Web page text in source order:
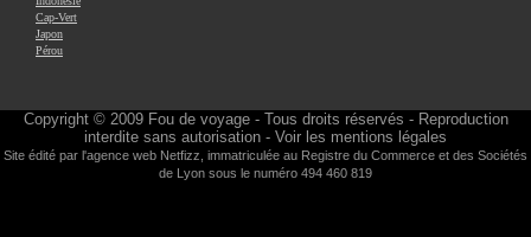
Cap-Vert
Japon
Pérou
Copyright © 2009 Fou de voyage- Tous droits réservés - Reproduction
interdite sans autorisation - Voir les mentions légales
Site édité par l'agence web Netfizz , immatriculée au Registre du Commerce et des Sociétés
de Lyon sous le numéro 494 460 819